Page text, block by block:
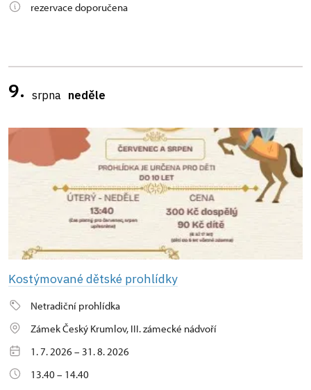
rezervace doporučena
9. srpna neděle
Kostýmované dětské prohlídky
Netradiční prohlídka
Zámek Český Krumlov, III. zámecké nádvoří
1. 7. 2026 – 31. 8. 2026
13.40 – 14.40